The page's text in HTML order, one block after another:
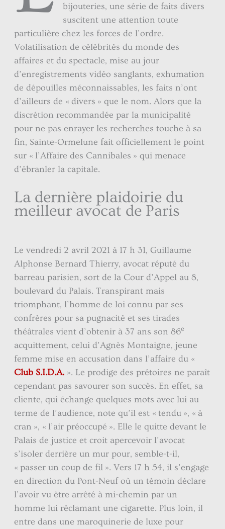
bijouteries, une série de faits divers
suscitent une attention toute
particulière chez les forces de l’ordre.
Volatilisation de célébrités du monde des
affaires et du spectacle, mise au jour
d’enregistrements vidéo sanglants, exhumation
de dépouilles méconnaissables, les faits n’ont
d’ailleurs de « divers » que le nom. Alors que la
discrétion recommandée par la municipalité
pour ne pas enrayer les recherches touche à sa
fin, Sainte-Ormelune fait officiellement le point
sur « l’Affaire des Cannibales » qui menace
d’ébranler la capitale.
La dernière plaidoirie du
meilleur avocat de Paris
Le vendredi 2 avril 2021 à 17 h 31, Guillaume
Alphonse Bernard Thierry, avocat réputé du
barreau parisien, sort de la Cour d’Appel au 8,
boulevard du Palais. Transpirant mais
triomphant, l’homme de loi connu par ses
confrères pour sa pugnacité et ses tirades
théâtrales vient d’obtenir à 37 ans son 86e
acquittement, celui d’Agnès Montaigne, jeune
femme mise en accusation dans l’affaire du «
Club S.I.D.A. ». Le prodige des prétoires ne paraît
cependant pas savourer son succès. En effet, sa
cliente, qui échange quelques mots avec lui au
terme de l’audience, note qu’il est « tendu », « à
cran », « l’air préoccupé ». Elle le quitte devant le
Palais de justice et croit apercevoir l’avocat
s’isoler derrière un mur pour, semble-t-il,
« passer un coup de fil ». Vers 17 h 54, il s’engage
en direction du Pont-Neuf où un témoin déclare
l’avoir vu être arrêté à mi-chemin par un
homme lui réclamant une cigarette. Plus loin, il
entre dans une maroquinerie de luxe pour